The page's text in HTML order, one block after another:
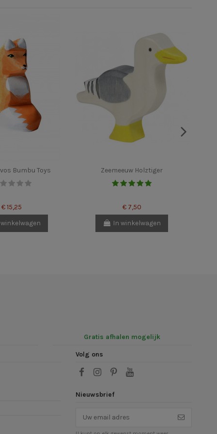
Bumbu Toys
€ 15,25
Zeemeeuw Holztiger
€ 7,50
In winkelwagen
Gratis afhalen mogelijk
Volg ons
Nieuwsbrief